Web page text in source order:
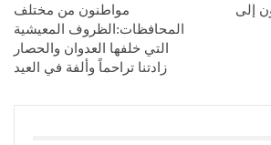
إلى
مواطنون من مختلف
المحافظات:الظروف المعيشية
التي خلفها العدوان والحصار
زادتنا تراحماً وألفة في العيد